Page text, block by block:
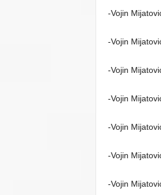
-Vojin
-Vojin
-Vojin
-Vojin
-Vojin
-Vojin
-Vojin